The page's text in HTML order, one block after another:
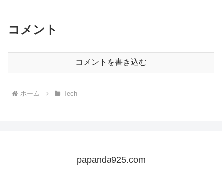
コメント
コメントを書き込む
ホーム Tech
papanda925.com